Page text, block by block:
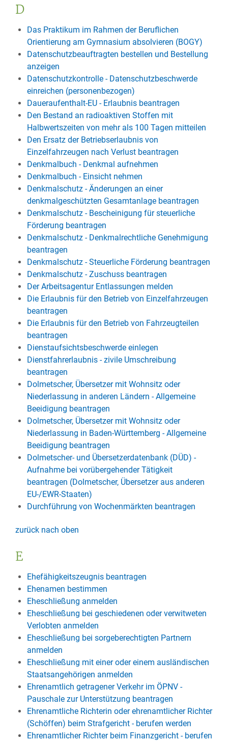
D
Das Praktikum im Rahmen der Beruflichen
Orientierung am Gymnasium absolvieren (BOGY)
Datenschutzbeauftragten bestellen und Bestellung
anzeigen
Datenschutzkontrolle - Datenschutzbeschwerde
einreichen (personenbezogen)
Daueraufenthalt-EU - Erlaubnis beantragen
Den Bestand an radioaktiven Stoffen mit
Halbwertszeiten von mehr als 100 Tagen mitteilen
Den Ersatz der Betriebserlaubnis von
Einzelfahrzeugen nach Verlust beantragen
Denkmalbuch - Denkmal aufnehmen
Denkmalbuch - Einsicht nehmen
Denkmalschutz - Änderungen an einer
denkmalgeschützten Gesamtanlage beantragen
Denkmalschutz - Bescheinigung für steuerliche
Förderung beantragen
Denkmalschutz - Denkmalrechtliche Genehmigung
beantragen
Denkmalschutz - Steuerliche Förderung beantragen
Denkmalschutz - Zuschuss beantragen
Der Arbeitsagentur Entlassungen melden
Die Erlaubnis für den Betrieb von Einzelfahrzeugen
beantragen
Die Erlaubnis für den Betrieb von Fahrzeugteilen
beantragen
Dienstaufsichtsbeschwerde einlegen
Dienstfahrerlaubnis - zivile Umschreibung
beantragen
Dolmetscher, Übersetzer mit Wohnsitz oder
Niederlassung in anderen Ländern - Allgemeine
Beeidigung beantragen
Dolmetscher, Übersetzer mit Wohnsitz oder
Niederlassung in Baden-Württemberg - Allgemeine
Beeidigung beantragen
Dolmetscher- und Übersetzerdatenbank (DÜD) -
Aufnahme bei vorübergehender Tätigkeit
beantragen (Dolmetscher, Übersetzer aus anderen
EU-/EWR-Staaten)
Durchführung von Wochenmärkten beantragen
zurück nach oben
E
Ehefähigkeitszeugnis beantragen
Ehenamen bestimmen
Eheschließung anmelden
Eheschließung bei geschiedenen oder verwitweten
Verlobten anmelden
Eheschließung bei sorgeberechtigten Partnern
anmelden
Eheschließung mit einer oder einem ausländischen
Staatsangehörigen anmelden
Ehrenamtlich getragener Verkehr im ÖPNV -
Pauschale zur Unterstützung beantragen
Ehrenamtliche Richterin oder ehrenamtlicher Richter
(Schöffen) beim Strafgericht - berufen werden
Ehrenamtlicher Richter beim Finanzgericht - berufen